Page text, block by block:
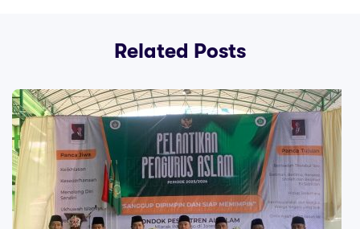
Related Posts